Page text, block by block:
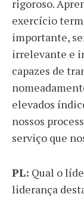
rigoroso.
exercício
importante,
irrelevante e
capazes de
elevados
nossos
serviço que
PL: Qual o
liderança